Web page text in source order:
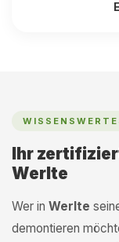
Ihr
Werlte
Wer in Werlte
demontieren